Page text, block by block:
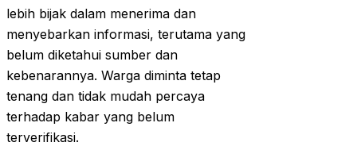
lebih bijak dalam menerima dan
menyebarkan informasi, terutama yang
belum diketahui sumber dan
kebenarannya. Warga diminta tetap
tenang dan tidak mudah percaya
terhadap kabar yang belum
terverifikasi.